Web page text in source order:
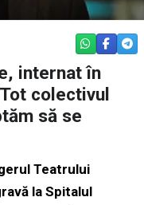
WHATSAPP
internat în
colectivul
să se
Teatrului
la Spitalul